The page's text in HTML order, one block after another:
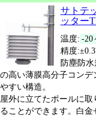
サトテ
ッター
温度: -20
精度
防塵防
の高い薄膜高分子コン
やすい構造。
屋外に立てたポールに
ることができます。白金